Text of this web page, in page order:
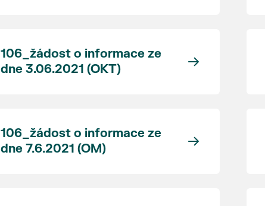
106_žádost o informace ze
dne 3.06.2021 (OKT)
106_žádost o informace ze
dne 7.6.2021 (OM)